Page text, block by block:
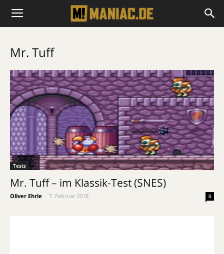
Mr. Tuff
Tests
Mr. Tuff – im Klassik-Test (SNES)
Oliver Ehrle 7. Februar 2018 0